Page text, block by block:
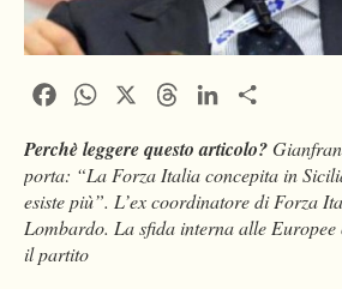
FacebookWhatsApp ThreadsLinkedIn
Perchè leggere questo articolo?
porta: “La Forza Italia concepita in
esiste più”. L’ex coordinatore di Forza
Lombardo. La sfida interna alle Europee
il partito